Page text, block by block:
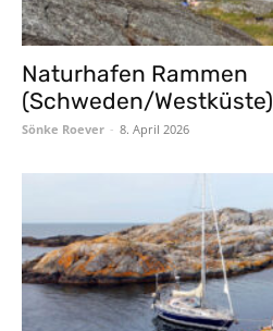
Naturhafen Rammen
(Schweden/Westküste)
Sönke Roever - 8. April 2026